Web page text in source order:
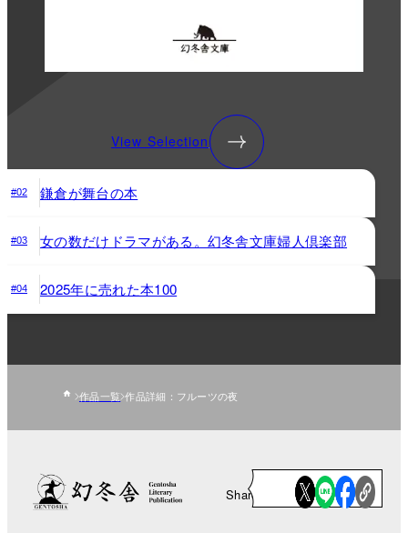
View Selection
#02 鎌倉が舞台の本
#03 女の数だけドラマがある。幻冬舎文庫婦人倶楽部
#04 2025年に売れた本100
作品一覧 作品詳細：フルーツの夜
Share